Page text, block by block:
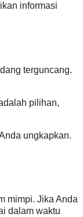
informasi
terguncang.
pilihan,
ungkapkan.
mimpi. Jika Anda
dalam waktu